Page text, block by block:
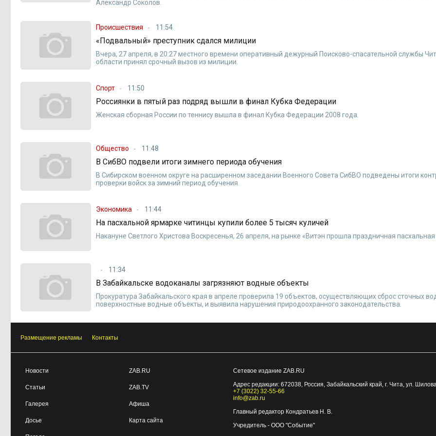
Александр Соколов.
Происшествия 11:54
«Подвальный» преступник сдался милиции
Вчера, 27 апреля, в 20:27 местного времени оперативный дежурный Поисково-спасательной службы
области принял срочный вызов из милиции.
Спорт 11:50
Россиянки в пятый раз подряд вышли в финал Кубка Федерации
Женская сборная России по теннису вышла в финал Кубка Федерации 2008 года.
Общество 11:48
В СибВО подвели итоги зимнего периода обучения
В Сибирском военном округе на расширенном заседании Военного Совета СибВО подведены итоги
проверки войск за зимний период обучения.
Экономика 11:44
На пасхальной ярмарке читинцы купили более 5 тысяч куличей
Накануне Светлого Христова Воскресенья, 26 апреля, на рынке «Витэн прошла праздничная пасхальная
11:34
В Забайкальске водоканалы загрязняют водные объекты
Прокуратура Забайкальского края в апреле проверила 19 объектов, осуществляющих сброс сточных
поверхностные водные объекты, и выявила нарушения природоохранного законодательства.
Размещение рекламы Контакты
Новости
Статьи
Галерея
Досье
ZAB.RU
ZAB.TV
Афиша
Карта сайта
Сетевое издание ZAB.RU
Адрес редакции: 672038, Россия, Забайкальский край, г. Чита, ул.
+7 (3022) 32-55-66
info@zab.ru
Главный редактор Кондратьев Н. В.
Учредитель - ООО "Событие"